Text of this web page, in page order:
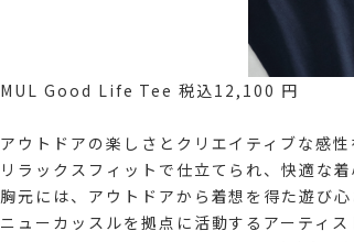
MUL Good Life Tee 税込12,100 円
アウトドアの楽しさとクリエイティブな感
リラックスフィットで仕立てられ、快適な
胸元には、アウトドアから着想を得た遊び
ニューカッスルを拠点に活動するアーティ